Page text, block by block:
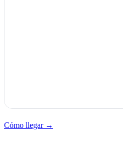
Cómo llegar →